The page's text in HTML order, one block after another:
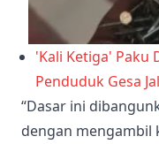
'Kali Ketiga' Paku
Penduduk Gesa
“Dasar ini
dengan mengambil